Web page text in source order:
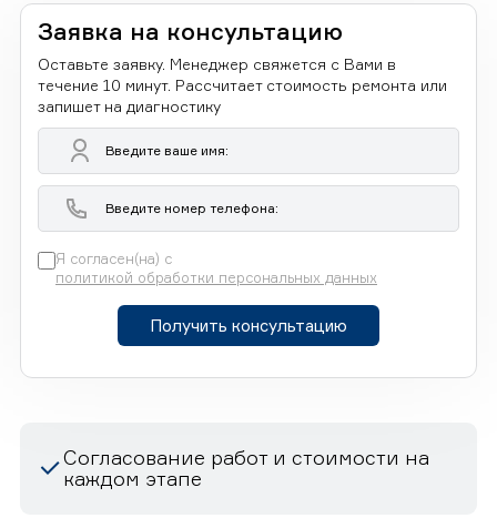
Заявка на консультацию
Оставьте заявку. Менеджер свяжется с Вами в
течение 10 минут. Рассчитает стоимость ремонта или
запишет на диагностику
Я согласен(на) с
политикой обработки персональных данных
Получить консультацию
Согласование работ и стоимости на
каждом этапе